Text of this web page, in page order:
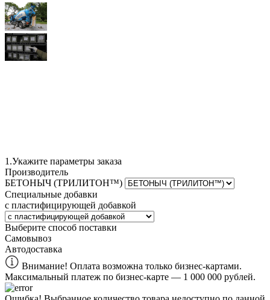
1.Укажите параметры заказа
Производитель
БЕТОНЫЧ (ТРИЛИТОН™)
Специальные добавки
с пластифицирующей добавкой
Выберите способ поставки
Самовывоз
Автодоставка
Внимание! Оплата возможна только бизнес-картами.
Максимальный платеж по бизнес-карте — 1 000 000 рублей.